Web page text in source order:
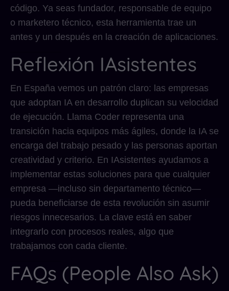
código. Ya seas fundador, responsable de equipo
o marketero técnico, esta herramienta trae un
antes y un después en la creación de aplicaciones.
Reflexión IAsistentes
En España vemos un patrón claro: las empresas
que adoptan IA en desarrollo duplican su velocidad
de ejecución. Llama Coder representa una
transición hacia equipos más ágiles, donde la IA se
encarga del trabajo pesado y las personas aportan
creatividad y criterio. En IAsistentes ayudamos a
implementar estas soluciones para que cualquier
empresa —incluso sin departamento técnico—
pueda beneficiarse de esta revolución sin asumir
riesgos innecesarios. La clave está en saber
integrarlo con procesos reales, algo que
trabajamos con cada cliente.
FAQs (People Also Ask)